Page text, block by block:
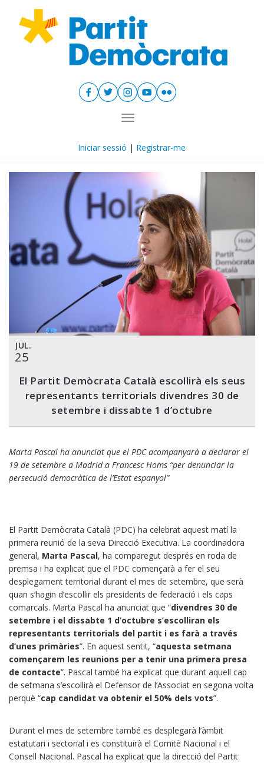
Toggle navigation
Iniciar sessió | Registrar-me
JUL.
25
El Partit Demòcrata Català escollirà els seus
representants territorials divendres 30 de
setembre i dissabte 1 d’octubre
Marta Pascal ha anunciat que el PDC acompanyarà a declarar el
19 de setembre a Madrid a Francesc Homs “per denunciar la
persecució democràtica de l’Estat espanyol”
El Partit Demòcrata Català (PDC) ha celebrat aquest matí la
primera reunió de la seva Direcció Executiva. La coordinadora
general, Marta Pascal, ha comparegut després en roda de
premsa i ha explicat que el PDC començarà a fer el seu
desplegament territorial durant el mes de setembre, que serà
quan s’hagin d’escollir els presidents de federació i els caps
comarcals. Marta Pascal ha anunciat que “divendres 30 de
setembre i el dissabte 1 d’octubre s’escolliran els
representants territorials del partit i es farà a través
d’unes primàries”. En aquest sentit, “aquesta setmana
començarem les reunions per a tenir una primera presa
de contacte”. Pascal també ha explicat que durant aquell cap
de setmana s’escollirà el Defensor de l’Associat en segona volta
perquè “cap candidat va obtenir el 50% dels vots”.
Durant el mes de setembre també es desplegarà l’àmbit
estatutari i sectorial i es constituirà el Comitè Nacional i el
Consell Nacional. Pascal ha explicat que la direcció del Partit